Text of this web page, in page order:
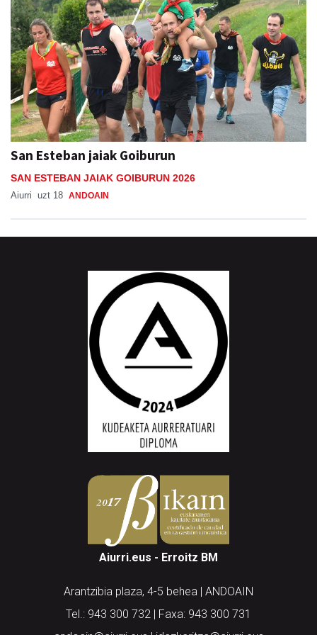
San Esteban jaiak Goiburun
SAN ESTEBAN JAIAK GOIBURUN 2026
Aiurri uzt 18 ANDOAIN
Aiurri.eus - Erroitz BM
Arantzibia plaza, 4-5 behea | ANDOAIN
Tel.: 943 300 732 | Faxa: 943 300 731